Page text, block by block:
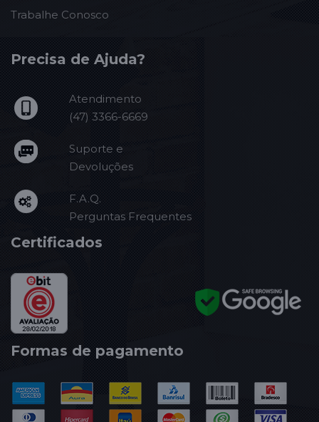
Trabalhe Conosco
Precisa de Ajuda?
Atendimento
(47) 3366-6669
Suporte e
Devoluções
F.A.Q.
Perguntas Frequentes
Certificados
Formas de pagamento